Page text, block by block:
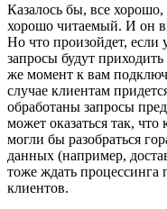
Казалось бы, все
хорошо читаемый. И он
Но что произойдет, если
запросы будут
же момент к вам
случае клиентам
обработаны запросы
может оказаться так,
могли бы разобраться
данных (например,
тоже ждать процессинга
клиентов.